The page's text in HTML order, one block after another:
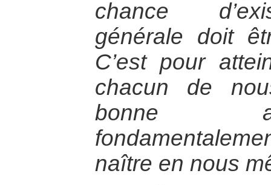
chance
générale doit
C’est pour
chacun de
bonne
naître en nous